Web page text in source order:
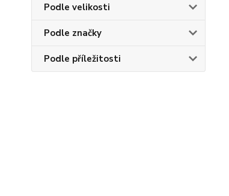
Podle velikosti
Podle značky
Podle příležitosti